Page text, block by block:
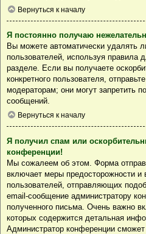
Вернуться к началу
Я постоянно получаю
Вы можете автоматически удалять
пользователей, используя
разделе. Если вы получаете
конкретного пользователя,
модераторам; они могут запретить
сообщений.
Вернуться к началу
Я получил спам или
конференции!
Мы сожалеем об этом. Форма
включает меры предосторожности и
пользователей, отправляющих
email-сообщение администратору
полученного письма. Очень важно
которых содержится детальная
Администратор конференции